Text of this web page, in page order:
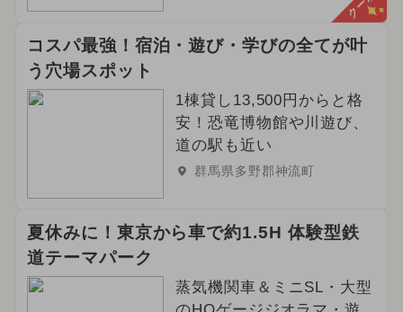
コスパ最強！宿泊・遊び・学びの全てが叶
う穴場スポット
1棟貸し13,500円からと格
安！恐竜博物館や川遊び、
道の駅も近い
群馬県多野郡神流町
夏休みに！東京から車で約1.5H 体験型鉄
道テーマパーク
蒸気機関車＆ミニSL・大型